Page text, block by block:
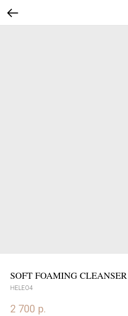
SOFT FOAMING CLEANSER
HELEO4
2 700 р.